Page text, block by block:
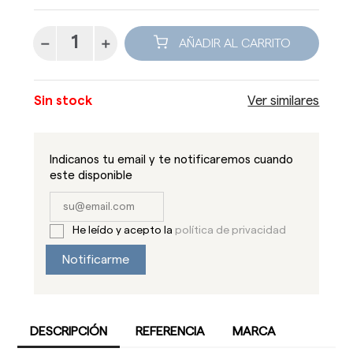
AÑADIR AL CARRITO
Sin stock Ver similares
Indicanos tu email y te notificaremos cuando
este disponible
He leído y acepto la política de privacidad
Notificarme
DESCRIPCIÓN REFERENCIA MARCA